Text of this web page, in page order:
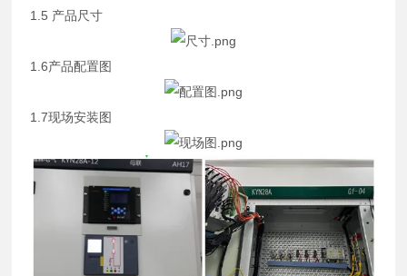
1.5 产品尺寸
1.6产品配置图
1.7现场安装图